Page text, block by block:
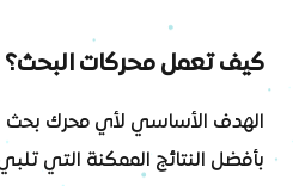
كيف تعمل محركات البحث؟
الهدف الأساسي لأي محرك بحث
بأفضل النتائج الممكنة التي